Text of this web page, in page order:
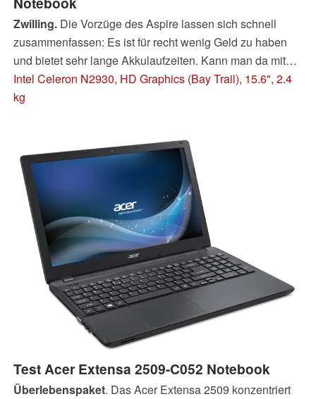
Zwilling.Die Vorzüge des Aspire lassen sich schnell
zusammenfassen: Es ist für recht wenig Geld zu haben
und bietet sehr lange Akkulaufzeiten. Kann man da mit
einem Kauf etwas falsch machen?
Intel Celeron N2930, HD Graphics (Bay Trail), 15.6", 2.4
kg
Test Acer Extensa 2509-C052 Notebook
Überlebenspaket. Das Acer Extensa 2509 konzentriert